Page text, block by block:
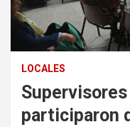
LOCALES
participaron